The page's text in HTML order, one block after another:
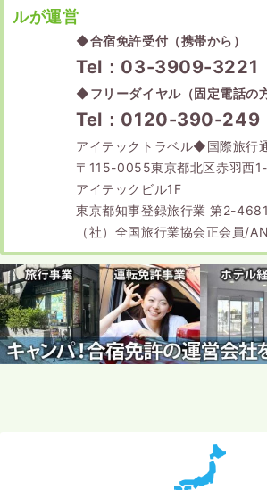
ルが運営
◆合宿免許受付（携帯から）
Tel：03-3909-3221
◆フリーダイヤル（固定電話の
Tel：0120-390-249
アイテックトラベル◆国際旅行
〒115-0055東京都北区赤羽西
アイテックビル1F
東京都知事登録旅行業 第2-
（社）全国旅行業協会正会員/